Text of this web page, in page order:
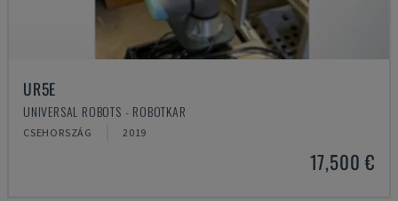
UR5E
UNIVERSAL ROBOTS - ROBOTKAR
CSEHORSZÁG 2019
17,500 €